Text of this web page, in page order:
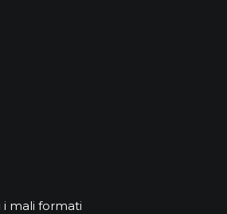
i mali formati